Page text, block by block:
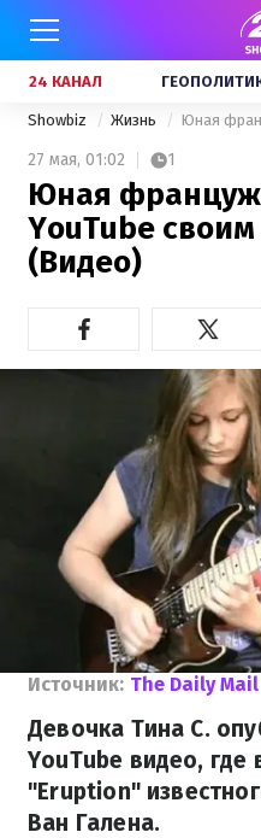
24 КАНАЛ
Showbiz Жизнь
27 мая, 01:02 1
Юная
YouTube
(Видео)
Источник: The Daily Mail
Девочка Тина С.
YouTube видео, где
"Eruption"
Ван Галена.